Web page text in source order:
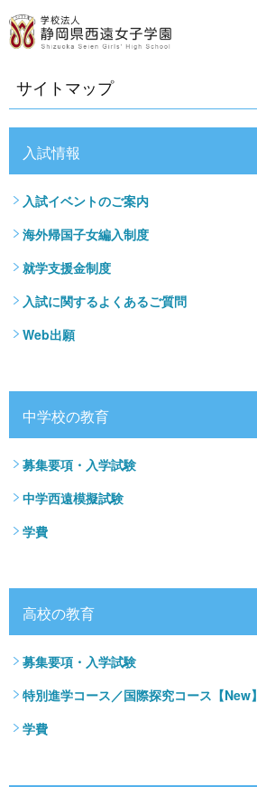
サイトマップ
入試情報
入試イベントのご案内
海外帰国子女編入制度
就学支援金制度
入試に関するよくあるご質問
Web出願
中学校の教育
募集要項・入学試験
中学西遠模擬試験
学費
高校の教育
募集要項・入学試験
特別進学コース／国際探究コース【New】
学費